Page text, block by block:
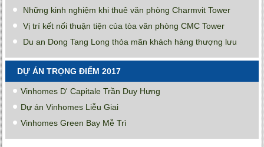
Những kinh nghiệm khi thuê văn phòng Charmvit Tower
Vị trí kết nối thuận tiện của tòa văn phòng CMC Tower
Du an Dong Tang Long thỏa mãn khách hàng thượng lưu
DỰ ÁN TRỌNG ĐIỂM 2017
Vinhomes D' Capitale Trần Duy Hưng
Dự án Vinhomes Liễu Giai
Vinhomes Green Bay Mễ Trì